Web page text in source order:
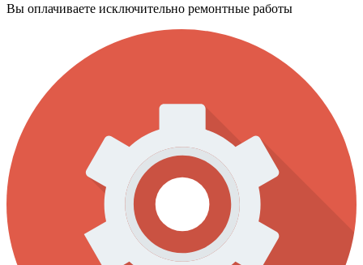
Вы оплачиваете исключительно ремонтные работы